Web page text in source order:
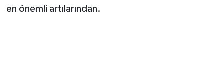
en önemli artılarından.